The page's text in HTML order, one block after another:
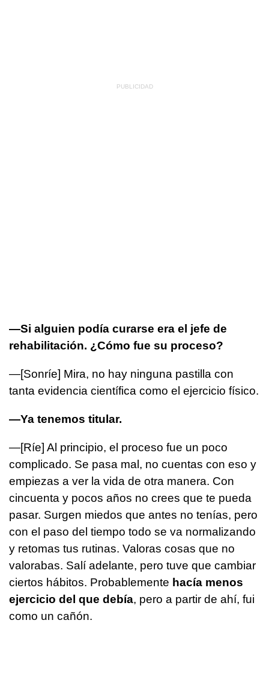
—Si alguien podía curarse era el jefe de
rehabilitación. ¿Cómo fue su proceso?
—[Sonríe] Mira, no hay ninguna pastilla con
tanta evidencia científica como el ejercicio físico.
—Ya tenemos titular.
—[Ríe] Al principio, el proceso fue un poco
complicado. Se pasa mal, no cuentas con eso y
empiezas a ver la vida de otra manera. Con
cincuenta y pocos años no crees que te pueda
pasar. Surgen miedos que antes no tenías, pero
con el paso del tiempo todo se va normalizando
y retomas tus rutinas. Valoras cosas que no
valorabas. Salí adelante, pero tuve que cambiar
ciertos hábitos. Probablemente hacía menos
ejercicio del que debía, pero a partir de ahí, fui
como un cañón.